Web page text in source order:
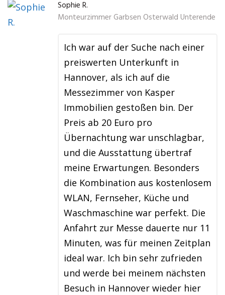
Sophie R.
Monteurzimmer Garbsen Osterwald Unterende
Ich war auf der Suche nach einer
preiswerten Unterkunft in
Hannover, als ich auf die
Messezimmer von Kasper
Immobilien gestoßen bin. Der
Preis ab 20 Euro pro
Übernachtung war unschlagbar,
und die Ausstattung übertraf
meine Erwartungen. Besonders
die Kombination aus kostenlosem
WLAN, Fernseher, Küche und
Waschmaschine war perfekt. Die
Anfahrt zur Messe dauerte nur 11
Minuten, was für meinen Zeitplan
ideal war. Ich bin sehr zufrieden
und werde bei meinem nächsten
Besuch in Hannover wieder hier